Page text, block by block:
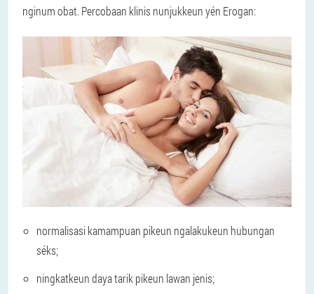
nginum obat. Percobaan klinis nunjukkeun yén Erogan:
normalisasi kamampuan pikeun ngalakukeun hubungan
séks;
ningkatkeun daya tarik pikeun lawan jenis;